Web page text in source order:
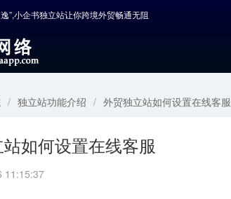
”,小企书独立站让你跨境外贸畅通无阻
/ 独立站功能介绍 / 外贸独立站如何设置在线客服
如何设置在线客服
11:15:37